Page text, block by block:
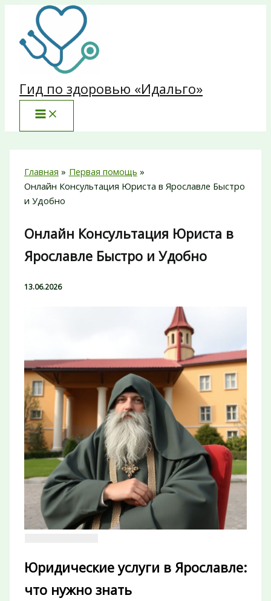
Перейти
содержимому
Гид по здоровью «Идальго»
Главная
Первая помощь
Онлайн Консультация Юриста в Ярославле Быстро
и Удобно
Онлайн Консультация Юриста в
Ярославле Быстро и Удобно
13.06.2026
Юридические услуги в Ярославле:
что нужно знать